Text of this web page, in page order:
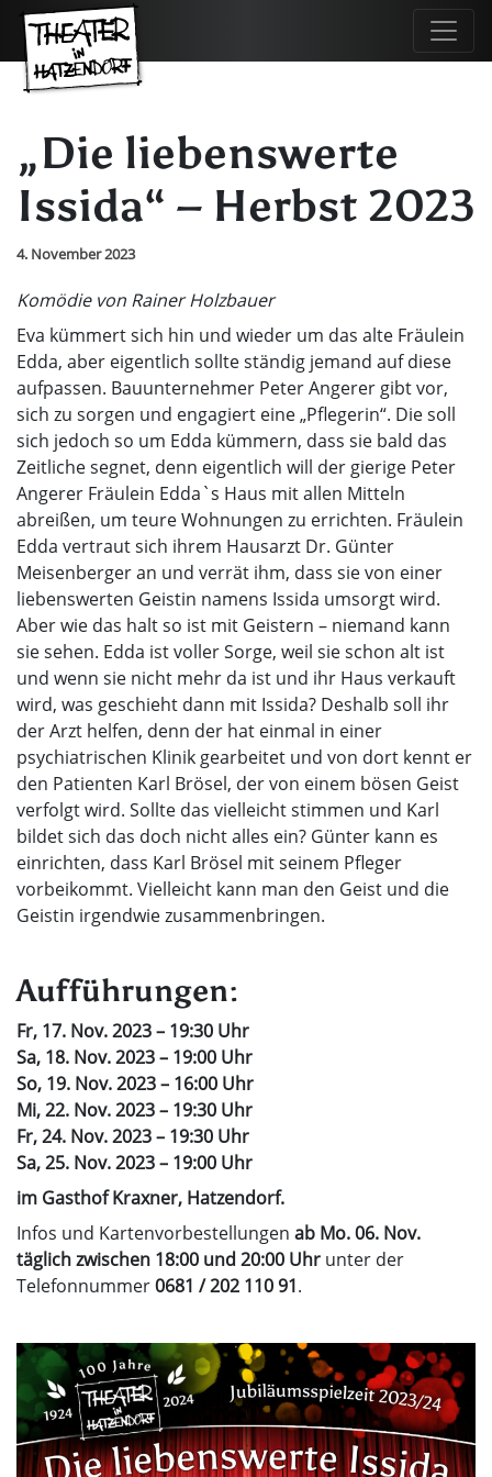
„Die liebenswerte
Issida“ – Herbst 2023
4. November 2023
Komödie von Rainer Holzbauer
Eva kümmert sich hin und wieder um das alte Fräulein
Edda, aber eigentlich sollte ständig jemand auf diese
aufpassen. Bauunternehmer Peter Angerer gibt vor,
sich zu sorgen und engagiert eine „Pflegerin“. Die soll
sich jedoch so um Edda kümmern, dass sie bald das
Zeitliche segnet, denn eigentlich will der gierige Peter
Angerer Fräulein Edda`s Haus mit allen Mitteln
abreißen, um teure Wohnungen zu errichten. Fräulein
Edda vertraut sich ihrem Hausarzt Dr. Günter
Meisenberger an und verrät ihm, dass sie von einer
liebenswerten Geistin namens Issida umsorgt wird.
Aber wie das halt so ist mit Geistern – niemand kann
sie sehen. Edda ist voller Sorge, weil sie schon alt ist
und wenn sie nicht mehr da ist und ihr Haus verkauft
wird, was geschieht dann mit Issida? Deshalb soll ihr
der Arzt helfen, denn der hat einmal in einer
psychiatrischen Klinik gearbeitet und von dort kennt er
den Patienten Karl Brösel, der von einem bösen Geist
verfolgt wird. Sollte das vielleicht stimmen und Karl
bildet sich das doch nicht alles ein? Günter kann es
einrichten, dass Karl Brösel mit seinem Pfleger
vorbeikommt. Vielleicht kann man den Geist und die
Geistin irgendwie zusammenbringen.
Aufführungen:
Fr, 17. Nov. 2023 – 19:30 Uhr
Sa, 18. Nov. 2023 – 19:00 Uhr
So, 19. Nov. 2023 – 16:00 Uhr
Mi, 22. Nov. 2023 – 19:30 Uhr
Fr, 24. Nov. 2023 – 19:30 Uhr
Sa, 25. Nov. 2023– 19:00 Uhr
im Gasthof Kraxner, Hatzendorf.
Infos und Kartenvorbestellungen ab Mo. 06. Nov.
täglich zwischen 18:00 und 20:00 Uhr unter der
Telefonnummer0681 / 202 110 91.